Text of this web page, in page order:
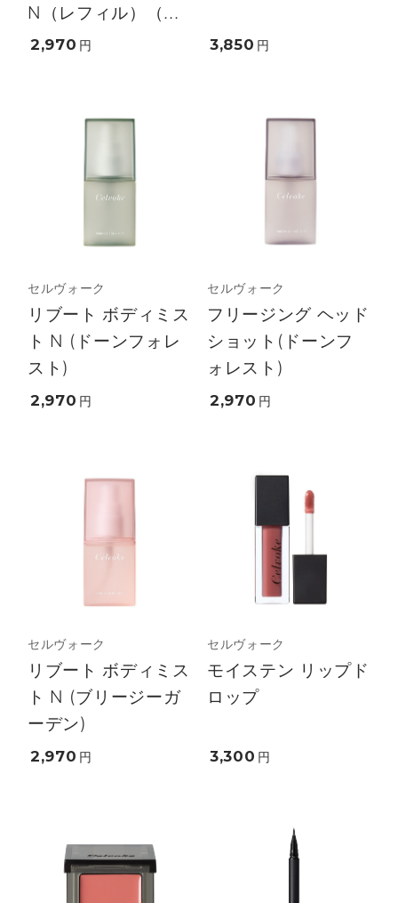
N（レフィル）（...
2,970 円 3,850 円
セルヴォーク
リブート ボディミス
ト N (ドーンフォレ
スト)
2,970 円
セルヴォーク
フリージング ヘッド
ショット(ドーンフ
ォレスト)
2,970 円
セルヴォーク
リブート ボディミス
ト N (ブリージーガ
ーデン)
2,970 円
セルヴォーク
モイステン リップド
ロップ
3,300 円